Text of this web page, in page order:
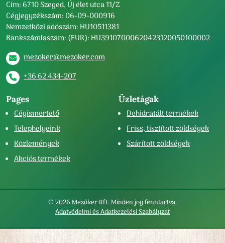
Cím: 6710 Szeged, Új élet utca 11/Z
Cégjegyzékszám: 06-09-000916
Nemzetközi adószám: HU10511381
Bankszámlaszám: (EUR): HU39107000620423120050100002
mezoker@mezoker.com
+36 62 434-207
Pages
Cégismertető
Telephelyeink
Közlemények
Akciós termékek
Üzletágak
Dehidratált termékek
Friss, tisztított zöldségek
Szárított zöldségek
©2026 Mezőker Kft. Minden jog fenntartva.
Adatvédelmi és Adatkezelési Szabályzat